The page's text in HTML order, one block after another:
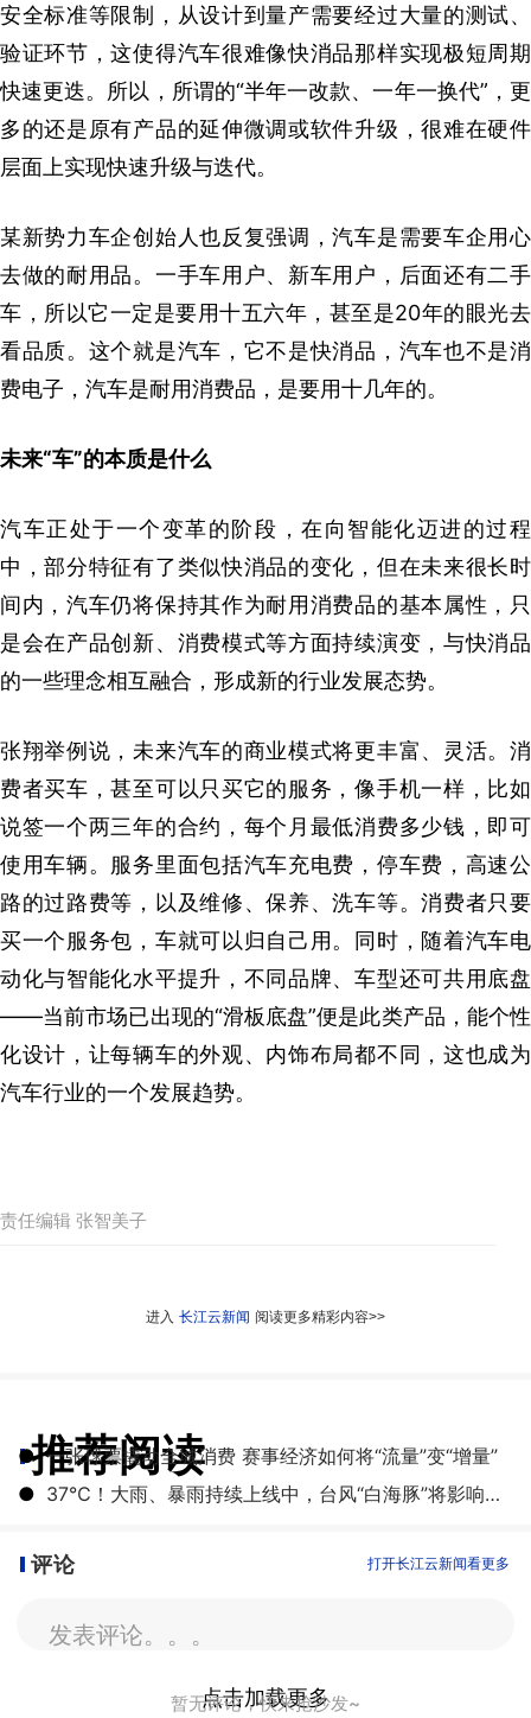
安全标准等限制，从设计到量产需要经过大量的测试、
验证环节，这使得汽车很难像快消品那样实现极短周期
快速更迭。所以，所谓的“半年一改款、一年一换代”，更
多的还是原有产品的延伸微调或软件升级，很难在硬件
层面上实现快速升级与迭代。
某新势力车企创始人也反复强调，汽车是需要车企用心
去做的耐用品。一手车用户、新车用户，后面还有二手
车，所以它一定是要用十五六年，甚至是20年的眼光去
看品质。这个就是汽车，它不是快消品，汽车也不是消
费电子，汽车是耐用消费品，是要用十几年的。
未来“车”的本质是什么
汽车正处于一个变革的阶段，在向智能化迈进的过程
中，部分特征有了类似快消品的变化，但在未来很长时
间内，汽车仍将保持其作为耐用消费品的基本属性，只
是会在产品创新、消费模式等方面持续演变，与快消品
的一些理念相互融合，形成新的行业发展态势。
张翔举例说，未来汽车的商业模式将更丰富、灵活。消
费者买车，甚至可以只买它的服务，像手机一样，比如
说签一个两三年的合约，每个月最低消费多少钱，即可
使用车辆。服务里面包括汽车充电费，停车费，高速公
路的过路费等，以及维修、保养、洗车等。消费者只要
买一个服务包，车就可以归自己用。同时，随着汽车电
动化与智能化水平提升，不同品牌、车型还可共用底盘
——当前市场已出现的“滑板底盘”便是此类产品，能个性
化设计，让每辆车的外观、内饰布局都不同，这也成为
汽车行业的一个发展趋势。
责任编辑 张智美子
进入 长江云新闻 阅读更多精彩内容>>
推荐阅读
● 一张球票撬动全城消费 赛事经济如何将“流量”变“增量”
●
​37℃！大雨、暴雨持续上线中，台风“白海豚”将影响湖北
评论 打开长江云新闻看更多
发表评论。。。
暂无评论，快来抢沙发~
点击加载更多